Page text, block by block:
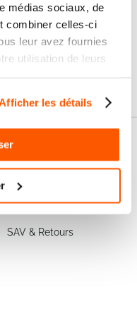
médias sociaux, de
combiner celles-ci
leur avez fournies
utilisation de leurs
Afficher les détails
votre question
3x sans frais
SAV & Retours